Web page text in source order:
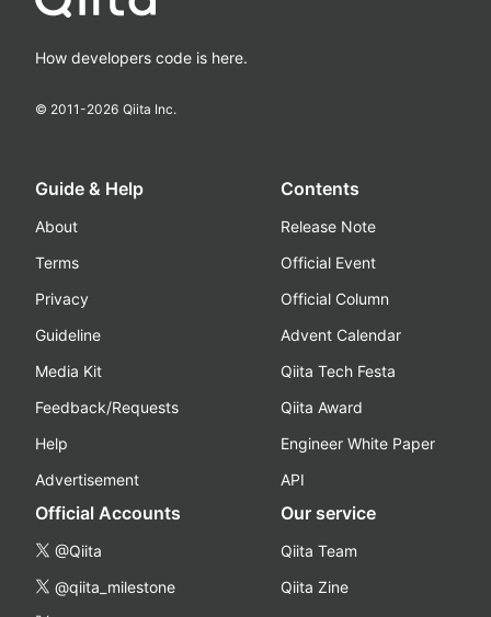
How developers code is here.
© 2011-2026 Qiita Inc.
Guide & Help
About
Terms
Privacy
Guideline
Media Kit
Feedback/Requests
Help
Advertisement
Contents
Release Note
Official Event
Official Column
Advent Calendar
Qiita Tech Festa
Qiita Award
Engineer White Paper
API
Official Accounts
@Qiita
@qiita_milestone
Our service
Qiita Team
Qiita Zine